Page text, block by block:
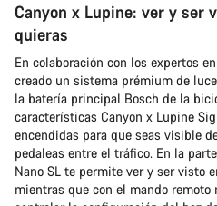
Canyon x Lupine: ver y ser
quieras
En colaboración con los expertos
creado un sistema prémium de
la batería principal Bosch de la
características Canyon x Lupine
encendidas para que seas visible
pedaleas entre el tráfico. En la
Nano SL te permite ver y ser visto
mientras que con el mando